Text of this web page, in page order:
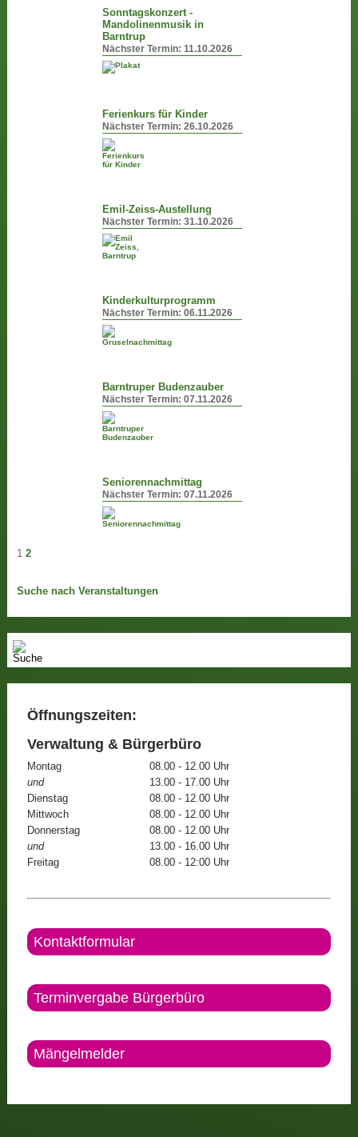
Sonntagskonzert -
Mandolinenmusik in
Barntrup
Nächster Termin:11.10.2026
Ferienkurs für Kinder
Nächster Termin:26.10.2026
Emil-Zeiss-Austellung
Nächster Termin:31.10.2026
Kinderkulturprogramm
Nächster Termin:06.11.2026
Barntruper Budenzauber
Nächster Termin:07.11.2026
Seniorennachmittag
Nächster Termin:07.11.2026
1 2
Suche nach Veranstaltungen
Öffnungszeiten:
Verwaltung & Bürgerbüro
Montag
08.00 - 12.00 Uhr
und
13.00 - 17.00 Uhr
Dienstag
08.00 - 12.00 Uhr
Mittwoch
08.00 - 12.00 Uhr
Donnerstag
08.00 - 12.00 Uhr
und
13.00 - 16.00 Uhr
Freitag
08.00 - 12:00 Uhr
Kontaktformular
Terminvergabe Bürgerbüro
Mängelmelder